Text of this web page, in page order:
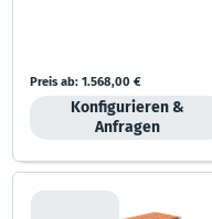
Preis ab:1.568,00 €
Konfigurieren &
Anfragen